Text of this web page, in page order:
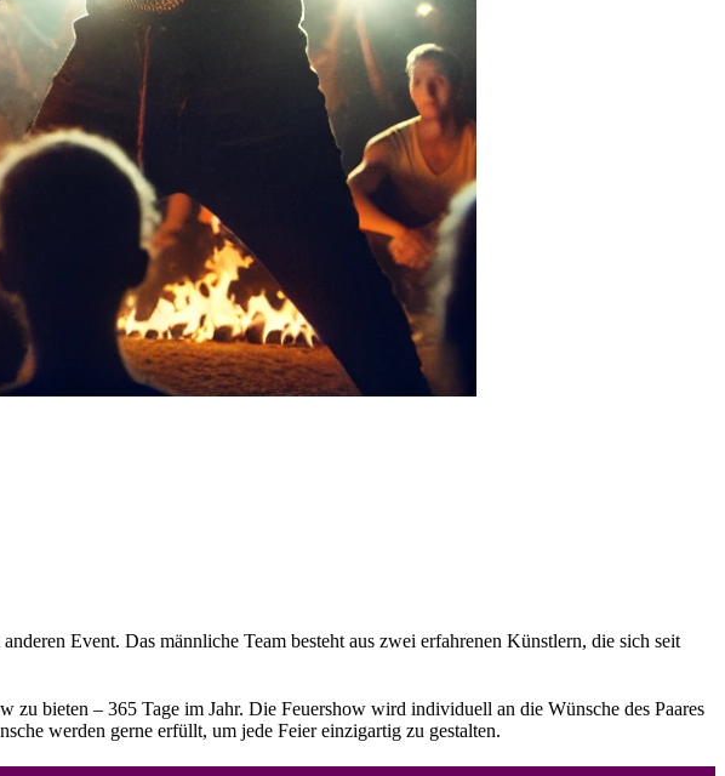
Event. Das männliche Team besteht aus zwei erfahrenen Künstlern, die sich seit
bieten – 365 Tage im Jahr. Die Feuershow wird individuell an die Wünsche des Paares
werden gerne erfüllt, um jede Feier einzigartig zu gestalten.